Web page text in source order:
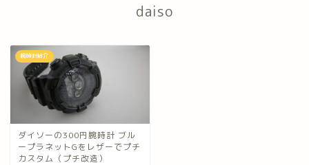
daiso
腕時計紹介
ダイソーの300円腕時計 ブル
ープラネットGをレザーでプチ
カスタム（プチ改造）